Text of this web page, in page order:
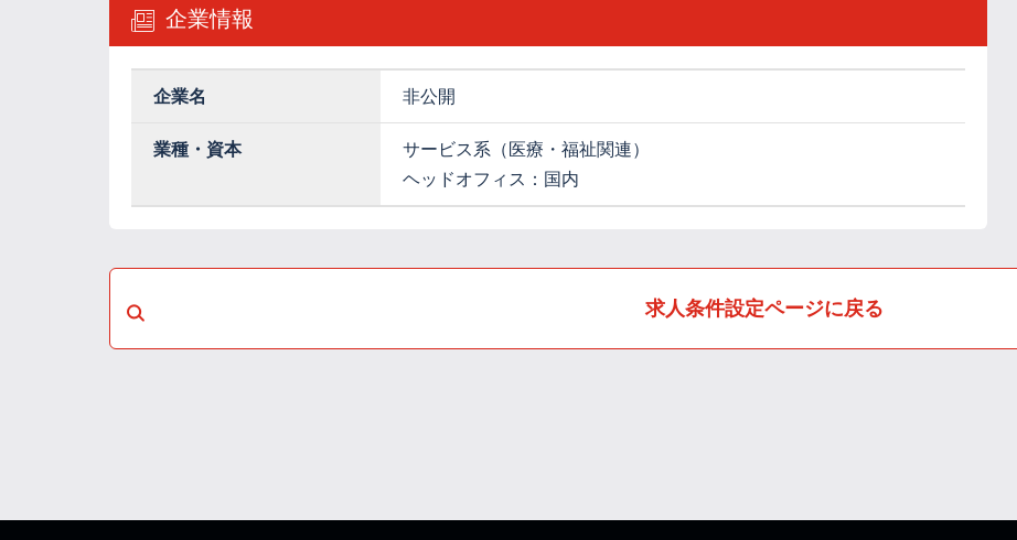
企業情報
企業名 非公開
業種・資本
サービス系（医療・福祉関連）
ヘッドオフィス：国内
求人条件設定ページに戻る